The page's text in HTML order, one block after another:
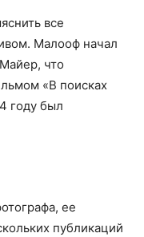
все
Малооф начал
что
«В поисках
году был
ее
публикаций